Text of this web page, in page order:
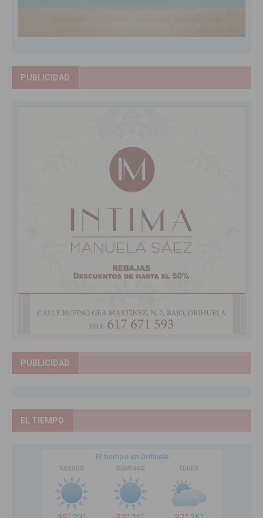
PUBLICIDAD
PUBLICIDAD
EL TIEMPO